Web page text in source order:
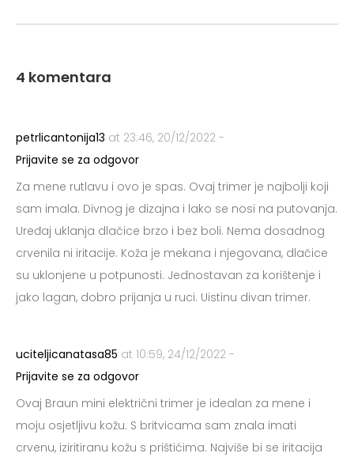
4 komentara
petrlicantonija13 at 23:46, 20/12/2022 -
Prijavite se za odgovor
Za mene rutlavu i ovo je spas. Ovaj trimer je najbolji koji
sam imala. Divnog je dizajna i lako se nosi na putovanja.
Uređaj uklanja dlačice brzo i bez boli. Nema dosadnog
crvenila ni iritacije. Koža je mekana i njegovana, dlačice
su uklonjene u potpunosti. Jednostavan za korištenje i
jako lagan, dobro prijanja u ruci. Uistinu divan trimer.
uciteljicanatasa85 at 10:59, 24/12/2022 -
Prijavite se za odgovor
Ovaj Braun mini električni trimer je idealan za mene i
moju osjetljivu kožu. S britvicama sam znala imati
crvenu, iziritiranu kožu s prištićima. Najviše bi se iritacija